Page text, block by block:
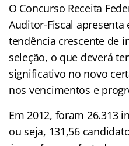
O Concurso Receita
Auditor-Fiscal
tendência crescente de
seleção, o que deverá
significativo no novo
nos vencimentos e
Em 2012, foram 26.313
ou seja, 131,56